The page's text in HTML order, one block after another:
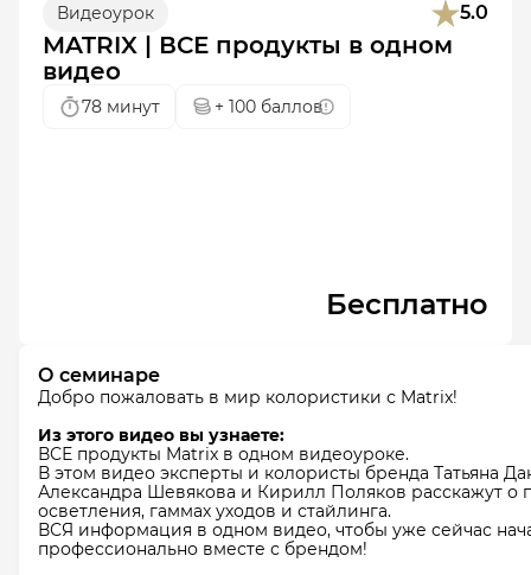
Видеоурок 5.0
MATRIX | ВСЕ продукты в одном
видео
78 минут + 100 баллов
Бесплатно
О семинаре
Добро пожаловать в мир колористики с Matrix!
Из этого видео вы узнаете:
ВСЕ продукты Matrix в одном видеоуроке.
В этом видео эксперты и колористы бренда Татьяна
Александра Шевякова и Кирилл Поляков расскажут о
осветления, гаммах уходов и стайлинга.
ВСЯ информация в одном видео, чтобы уже сейчас
профессионально вместе с брендом!